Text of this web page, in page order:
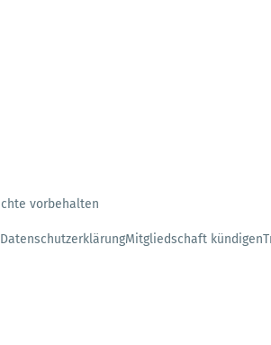
vorbehalten
DatenschutzerklärungMitgliedschaft kündigen